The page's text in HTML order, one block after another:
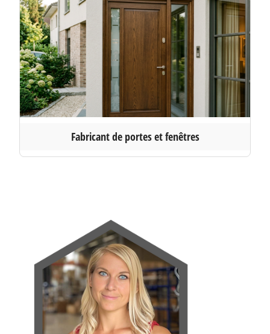
Fabricant de portes et fenêtres